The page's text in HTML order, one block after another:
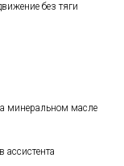
без тяги
минеральном масле
ассистента